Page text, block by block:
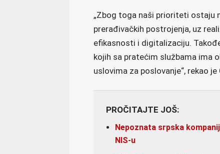
„Zbog toga naši prioriteti ostaju
prerađivačkih postrojenja, uz
efikasnosti i digitalizaciju.
kojih sa pratećim službama ima
uslovima za poslovanje“, rekao je
PROČITAJTE JOŠ:
Nepoznata srpska
NIS-u